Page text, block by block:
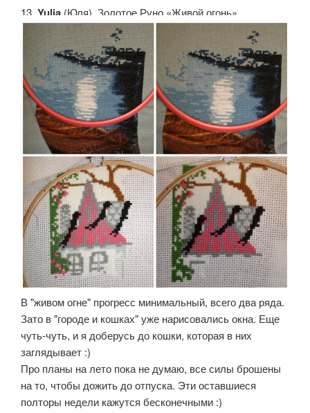
13. Yulia (Юля). Золотое Руно «Живой огонь»
В "живом огне" прогресс минимальный, всего два ряда.
Зато в "городе и кошках" уже нарисовались окна. Еще
чуть-чуть, и я доберусь до кошки, которая в них
заглядывает :)
Про планы на лето пока не думаю, все силы брошены
на то, чтобы дожить до отпуска. Эти оставшиеся
полторы недели кажутся бесконечными :)